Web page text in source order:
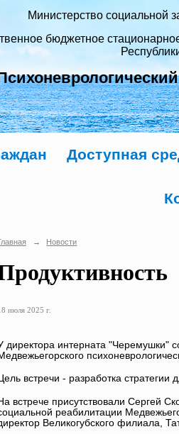
Министерство социальной
бюджетное
Доступная
→ Новости
июля 2025 г.
директора интерната "Черемушки"
встречи - разработка
встрече присутствовали Сергей
реабилитации
Великогубского филиала,